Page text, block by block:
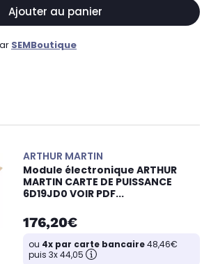
Ajouter au panier
SEMBoutique
ARTHUR MARTIN
Module électronique ARTHUR
MARTIN CARTE DE PUISSANCE
6D19JD0 VOIR PDF...
176,20€
ou 4x par carte bancaire48,46€
puis 3x 44,05